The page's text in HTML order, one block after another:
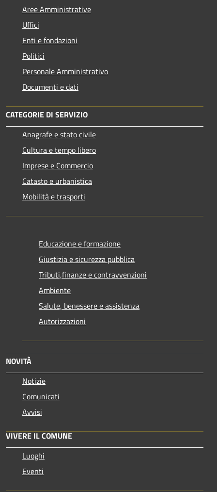
Aree Amministrative
Uffici
Enti e fondazioni
Politici
Personale Amministrativo
Documenti e dati
CATEGORIE DI SERVIZIO
Anagrafe e stato civile
Cultura e tempo libero
Imprese e Commercio
Catasto e urbanistica
Mobilità e trasporti
Educazione e formazione
Giustizia e sicurezza pubblica
Tributi,finanze e contravvenzioni
Ambiente
Salute, benessere e assistenza
Autorizzazioni
NOVITÀ
Notizie
Comunicati
Avvisi
VIVERE IL COMUNE
Luoghi
Eventi